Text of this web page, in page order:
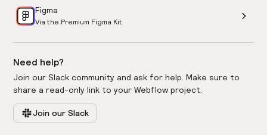
Figma
Via the Premium Figma Kit
Need help?
Join our Slack community and ask for help. Make sure to
share a read-only link to your Webflow project.
Join our Slack